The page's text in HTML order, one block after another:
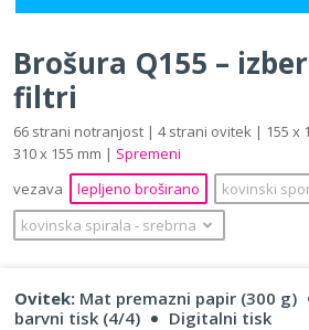
Brošura Q155 –
filtri
66 strani notranjost | 4 strani ovitek | 155 x
310 x 155 mm | Spremeni
vezava
lepljeno broširano
kovinski
kovinska spirala ‐ srebrna
Ovitek: Mat premazni papir (300 g)
barvni tisk (4/4)
Digitalni tisk